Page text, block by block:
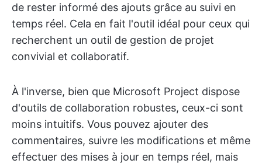
de rester informé des ajouts grâce au suivi en
temps réel. Cela en fait l'outil idéal pour ceux qui
recherchent un outil de gestion de projet
convivial et collaboratif.
À l'inverse, bien que Microsoft Project dispose
d'outils de collaboration robustes, ceux-ci sont
moins intuitifs. Vous pouvez ajouter des
commentaires, suivre les modifications et même
effectuer des mises à jour en temps réel, mais